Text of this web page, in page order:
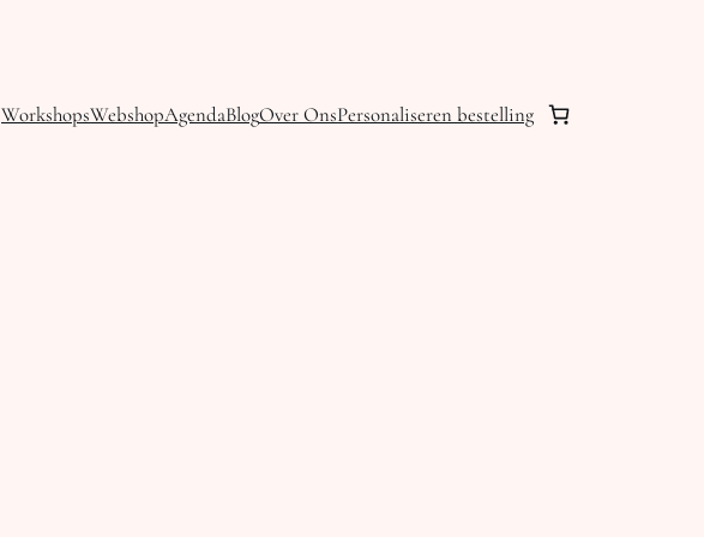
WorkshopsWebshopAgendaBlogOver OnsPersonaliseren bestelling